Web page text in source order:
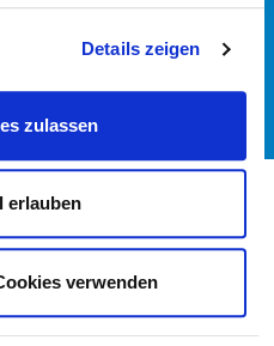
Details zeigen
zulassen
erlauben
verwenden
VERZEICHNIS 2026